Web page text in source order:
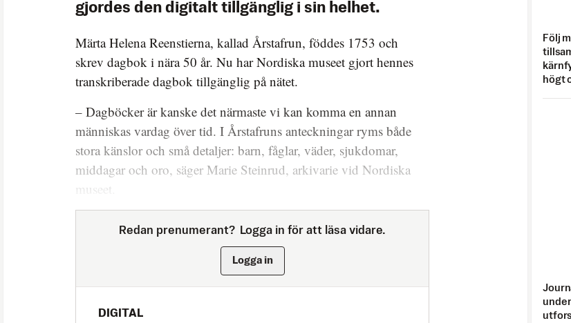
gjordes den digitalt tillgänglig i sin helhet.
Märta Helena Reenstierna, kallad Årstafrun, föddes 1753 och
skrev dagbok i nära 50 år. Nu har Nordiska museet gjort hennes
transkriberade dagbok tillgänglig på nätet.
– Dagböcker är kanske det närmaste vi kan komma en annan
människas vardag över tid. I Årstafruns anteckningar ryms både
stora känslor och små detaljer: barn, fåglar, väder, sjukdomar,
middagar och oro, säger Marie Steinrud, arkivarie vid Nordiska
museet.
Redan prenumerant? Logga in för att läsa vidare.
Logga in
DIGITAL
Följ
högt